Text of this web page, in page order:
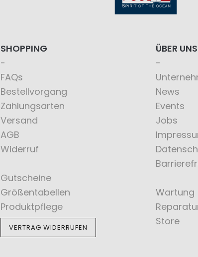
SHOPPING
FAQs
Bestellvorgang
Zahlungsarten
Versand
AGB
Widerruf
Gutscheine
Größentabellen
Produktpflege
VERTRAG WIDERRUFEN
ÜBER UNS
News
Events
Jobs
Wartung
Store